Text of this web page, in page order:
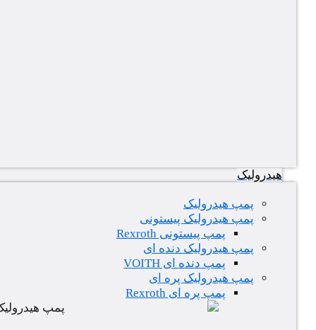
هیدرولیک
پمپ هیدرولیک
پمپ هیدرولیک پیستونی
پمپ پیستونی Rexroth
پمپ هیدرولیک دنده ای
پمپ دنده ای VOITH
پمپ هیدرولیک پره ای
پمپ پره ای Rexroth